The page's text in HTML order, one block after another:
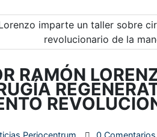
RAMÓN
Periocentrum 0 Comentarios